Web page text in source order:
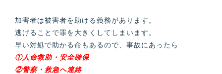
加害者は被害者を助ける義務があります。
逃げることで罪を大きくしてしまいます。
早い対処で助かる命もあるので、事故にあったら
①人命救助・安全確保
②警察・救急へ連絡